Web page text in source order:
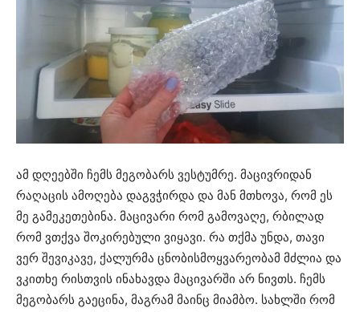
ამ დღეებში ჩემს მეგობარს ვესტუმრე. მაცივრიდან
რაღაცის ამოღება დაგვჭირდა და მან მთხოვა, რომ ეს
მე გამეკეთებინა. მაცივარი რომ გამოვაღე, რბილად
რომ ვთქვა შოკირებული ვიყავი. რა თქმა უნდა, თავი
ვერ შევიკავე, ქალურმა ცნობისმოყვარეობამ მძლია და
ვკითხე რისთვის ინახავდა მაცივარში არ ნივთს. ჩემს
მეგობარს გაეცინა, მაგრამ მაინც მიამბო. სახლში რომ